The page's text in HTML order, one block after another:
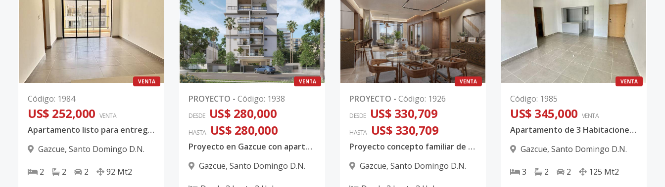
VENTA
Código: 1984
US$ 252,000 VENTA
Apartamento listo para entrega ! 2 Habitaciones + Área social
Gazcue, Santo Domingo D.N.
2 2 2 92 Mt2
VENTA
PROYECTO - Código: 1938
DESDE US$ 280,000
HASTA US$ 280,000
Proyecto en Gazcue con apartamento de 1,2 y 3 habitaciones
Gazcue, Santo Domingo D.N.
VENTA
PROYECTO - Código: 1926
DESDE US$ 330,709
HASTA US$ 330,709
Proyecto concepto familiar de 3 habitaciones
Gazcue, Santo Domingo D.N.
VENTA
Código: 1985
US$ 345,000 VENTA
Apartamento de 3 Habitaciones con vista despejada
Gazcue, Santo Domingo D.N.
3 2 2 125 Mt2